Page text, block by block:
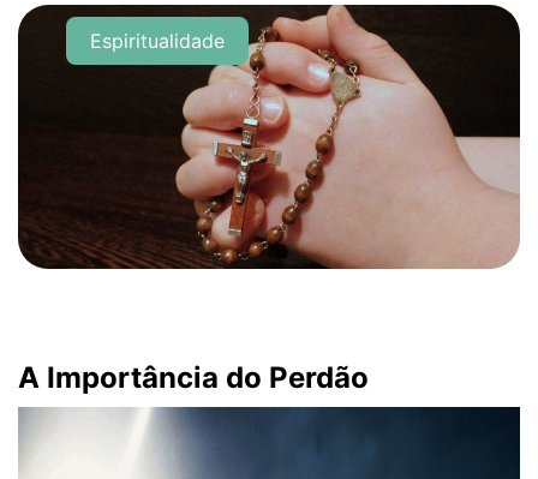
Espiritualidade
A Importância do Perdão